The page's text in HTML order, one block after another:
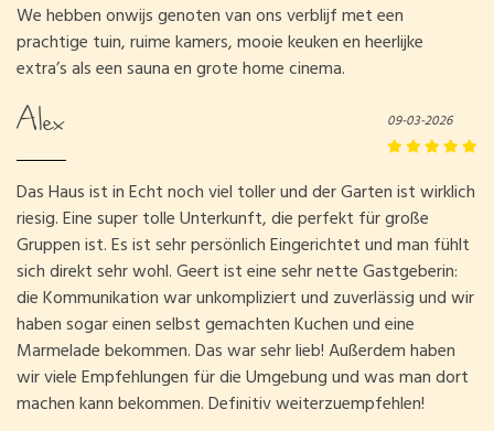
We hebben onwijs genoten van ons verblijf met een
prachtige tuin, ruime kamers, mooie keuken en heerlijke
extra’s als een sauna en grote home cinema.
Alex 09-03-2026
Das Haus ist in Echt noch viel toller und der Garten ist wirklich
riesig. Eine super tolle Unterkunft, die perfekt für große
Gruppen ist. Es ist sehr persönlich Eingerichtet und man fühlt
sich direkt sehr wohl. Geert ist eine sehr nette Gastgeberin:
die Kommunikation war unkompliziert und zuverlässig und wir
haben sogar einen selbst gemachten Kuchen und eine
Marmelade bekommen. Das war sehr lieb! Außerdem haben
wir viele Empfehlungen für die Umgebung und was man dort
machen kann bekommen. Definitiv weiterzuempfehlen!